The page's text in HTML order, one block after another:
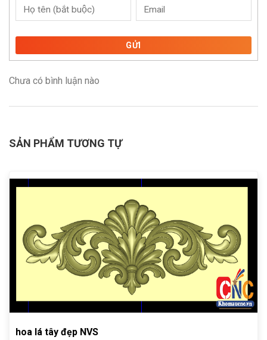
GỬI
Chưa có bình luận nào
SẢN PHẨM TƯƠNG TỰ
hoa lá tây đẹp NVS